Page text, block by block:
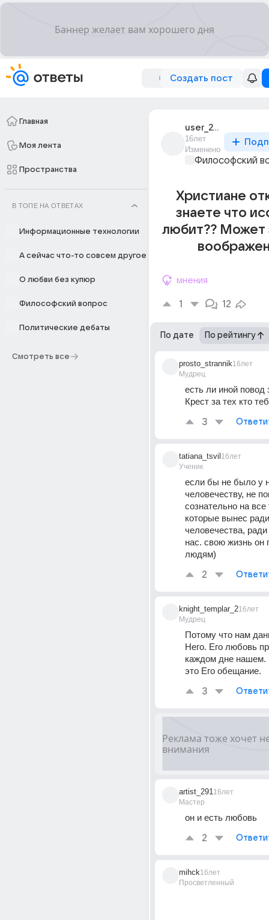
Создать пост
Главная
Моя лента
Пространства
В ТОПЕ НА ОТВЕТАХ
Информационные технологии
А сейчас что-то совсем другое
О любви без купюр
Философский вопрос
Политические дебаты
Смотреть все
user_24221168
16лет
Изменено
Философский
Христиане
знаете что
любит?? Может
мнения
1 12
По дате По рейтингу
prosto_strannik
Мудрец
16лет
есть ли иной повод
Крест за тех кто
3
tatiana_tsvil
Ученик
16лет
если бы не было у
человечеству, не
сознательно на
которые вынес ради
человечества, ради
нас. свою жизнь он
людям)
2
knight_templar_2
Мудрец
16лет
Потому что нам
Него. Его любовь
каждом дне нашем.
это Его обещание.
3
artist_291
Мастер
16лет
он и есть любовь
2
mihck
Просветленный
16лет